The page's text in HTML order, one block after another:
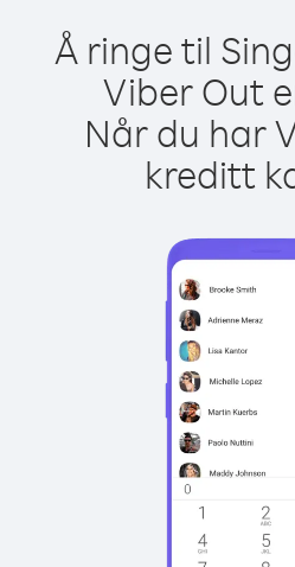
Å ringe til
Viber Out
Når du har
kreditt